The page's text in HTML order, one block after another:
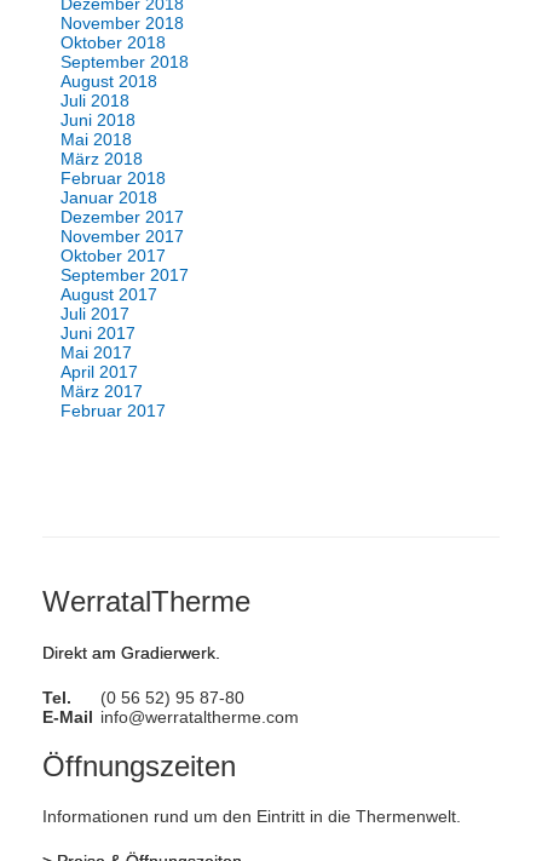
Dezember 2018
November 2018
Oktober 2018
September 2018
August 2018
Juli 2018
Juni 2018
Mai 2018
März 2018
Februar 2018
Januar 2018
Dezember 2017
November 2017
Oktober 2017
September 2017
August 2017
Juli 2017
Juni 2017
Mai 2017
April 2017
März 2017
Februar 2017
WerratalTherme
Direkt am Gradierwerk.
Tel.
(0 56 52) 95 87-80
E-Mail info@werrataltherme.com
Öffnungszeiten
Informationen rund um den Eintritt in die Thermenwelt.